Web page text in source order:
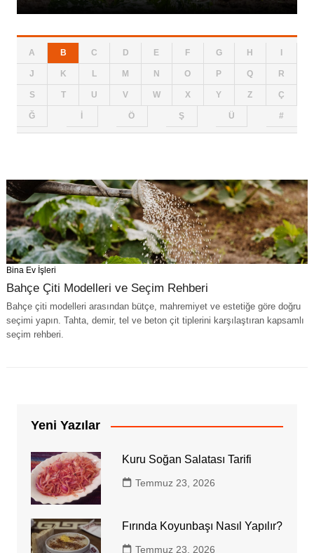
A B C D E F G H
J K L M N O P Q R
S T U V W X Y Z Ç
Ğ Ö Ş Ü #
Bina Ev İşleri
Bahçe Çiti Modelleri ve Seçim Rehberi
Bahçe çiti modelleri arasından bütçe, mahremiyet ve estetiğe göre doğru
seçimi yapın. Tahta, demir, tel ve beton çit tiplerini karşılaştıran kapsamlı
seçim rehberi.
Yeni Yazılar
Kuru Soğan Salatası Tarifi
Temmuz 23, 2026
Fırında Koyunbaşı Nasıl Yapılır?
Temmuz 23, 2026